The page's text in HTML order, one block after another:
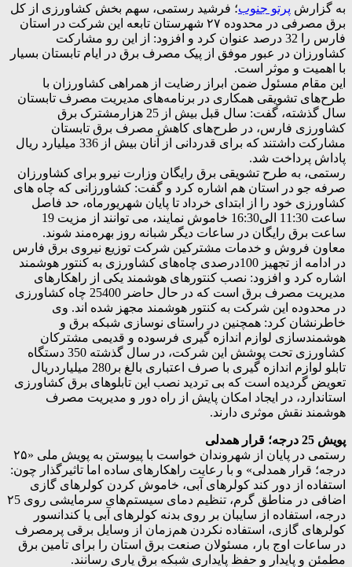
به گزارش پرتو جنوب؛ فرشید رستمی، سهم بخش کشاورزی از کل
برق مصرفی در محدوده ۲۷ شهرستان تابعه این شرکت در استان
فارس را 32 درصد عنوان کرد و افزود: از این رو مشارکت
کشاورزان در عبور موفق از پیک مصرف برق در ایام تابستان بسیار
با اهمیت و موثر است.
این مقام مسئول ضمن ابراز رضایت از همراهی کشاورزان با
طرح‌های تشویقی همکاری در برنامه‌های مدیریت مصرف تابستان
سال‌ گذشته، گفت: سال قبل بیش از 25 هزارمشترک برق
کشاورزی فارس، در طرح‌های کاهش مصرف برق تابستان
مشارکت داشتند که برای قدردانی از آنان بیش از 336 میلیارد ریال
پاداش پرداخت شد.
رستمی، به طرح تشویقی برق رایگان وزارت نیرو برای کشاورزان
صرفه جو در استان هم اشاره کرد و گفت: کشاورزانی که چاه های
کشاورزی خود را از ابتدای خرداد تا پایان شهریورماه، حد فاصل
ساعت 11:30 الی16:30 خاموش نمایند، می توانند از مزیت 19
ساعت برق رایگان در ساعات دیگر شبانه روز بهره‌مند شوند.
معاون فروش و خدمات مشترکین شرکت توزیع نیروی برق فارس
در ادامه از تجهیز 100درصدی چاه‌های کشاورزی به کنتور هوشمند
اشاره کرد و افزود: نصب کنتورهای هوشمند یکی از راهکارهای
مدیریت مصرف برق است که در حال حاضر 25400 چاه‌ کشاورزی
در محدوده این شرکت به کنتور هوشمند مجهز شده اند. وی
خاطرنشان کرد: همچنین در راستای نوسازی شبکه برق و
هوشمندسازی لوازم اندازه گیری فرسوده و قدیمی مشترکان
کشاورزی تحت پوشش این شرکت، در سال گذشته 350 دستگاه
تابلو لوازم اندازه گیری با صرف اعتباری بالغ بر280 میلیاردریال
تعویض گردیده است که بی تردید نصب این تابلوهای برق کشاورزی
استاندارد، در ایجاد امکان پایش از راه دور و مدیریت مصرف
هوشمند نقش موثری دارند.
پویش 25 درجه؛ قرار همدلی
رستمی در پایان از شهروندان خواست با پیوستن به پویش ملی «۲۵
درجه؛ قرار همدلی» و با رعایت راهکارهای ساده اما تاثیرگذار چون:
استفاده از دور کند کولرهای آبی، خاموش کردن کولرهای گازی
اضافی در مناطق گرم، تنظیم دمای سیستم‌های سرمایشی روی ۲5
درجه، استفاده از سایبان بر روی بدنه کولرهای آبی یا کندانسور
کولرهای گازی، استفاده نکردن هم‌زمان از وسایل برقی پرمصرف
در ساعات اوج بار، مسئولان صنعت برق استان را برای تامین برق
مطمئن و پایدار و حفظ پایداری شبکه برق یاری رسانند.